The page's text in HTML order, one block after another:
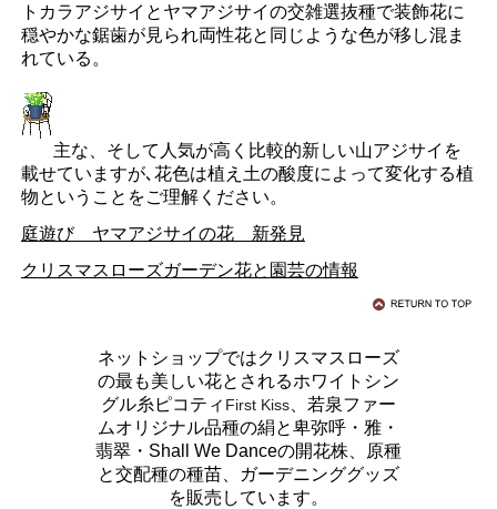
トカラアジサイとヤマアジサイの交雑選抜種で装飾花に
穏やかな鋸歯が見られ両性花と同じような色が移し混ま
れている。
主な、そして人気が高く比較的新しい山アジサイを
載せていますが､花色は植え土の酸度によって変化する植
物ということをご理解ください。
庭遊び ヤマアジサイの花 新発見
クリスマスローズガーデン花と園芸の情報
ネットショップではクリスマスローズ
の最も美しい花とされるホワイトシン
グル糸ピコティ First Kiss 、若泉ファー
ムオリジナル品種の絹と卑弥呼・雅・
翡翠・Shall We Danceの開花株、原種
と交配種の種苗、ガーデニンググッズ
を販売しています。